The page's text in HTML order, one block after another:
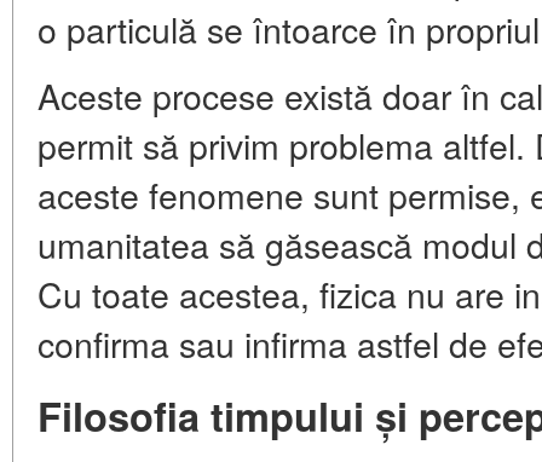
o particulă se întoarce în
Aceste procese există doar în
permit să privim problema
aceste fenomene sunt permise,
umanitatea să găsească modul
Cu toate acestea, fizica nu are
confirma sau infirma astfel de
Filosofia timpului și